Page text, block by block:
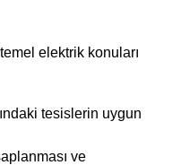
elektrik konuları
tesislerin uygun
ve